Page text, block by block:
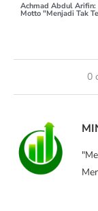
Achmad Abdul Arifin:
Motto "Menjadi Tak
0